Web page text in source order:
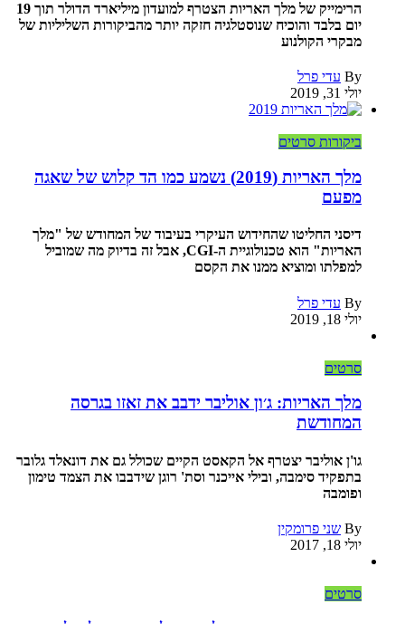
הרימייק של מלך האריות הצטרף למועדון מיליארד הדולר תוך 19
יום בלבד והוכיח שנוסטלגיה חזקה יותר מהביקורות השליליות של
מבקרי הקולנוע
By עדי פרל
יולי 31, 2019
ביקורות סרטים
מלך האריות (2019) נשמע כמו הד קלוש של שאגה
מפעם
דיסני החליטו שהחידוש העיקרי בעיבוד של המחודש של "מלך
האריות" הוא טכנולוגיית ה-CGI, אבל זה בדיוק מה שמוביל
למפלתו ומוציא ממנו את הקסם
By עדי פרל
יולי 18, 2019
סרטים
מלך האריות: ג׳ון אוליבר ידבב את זאזו בגרסה
המחודשת
גו'ן אוליבר יצטרף אל הקאסט הקיים שכולל גם את דונאלד גלובר
בתפקיד סימבה, ובילי אייכנר וסת' רוגן שידבבו את הצמד טימון
ופומבה
By שני פרומקין
יולי 18, 2017
סרטים